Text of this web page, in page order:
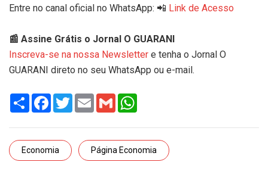
Entre no canal oficial no WhatsApp: 📲 Link de Acesso
📰 Assine Grátis o Jornal O GUARANI
Inscreva-se na nossa Newsletter e tenha o Jornal O
GUARANI direto no seu WhatsApp ou e-mail.
Share Facebook
TwitterEmail Gmail
Economia Página Economia